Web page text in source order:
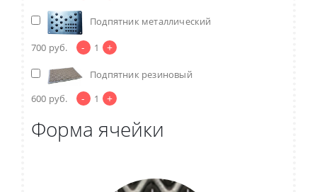
Подпятник металлический
700 руб. - 1 +
Подпятник резиновый
600 руб. - 1 +
Форма ячейки